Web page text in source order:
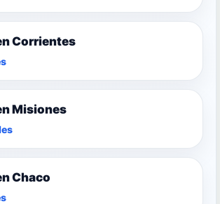
Corrientes
Misiones
Chaco